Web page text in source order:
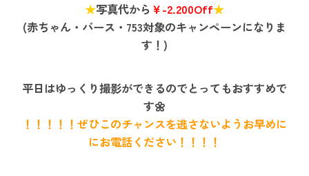
★写真代から ￥-2.200Off★
(赤ちゃん・バース・753対象のキャンペーンになりま
す！)
平日はゆっくり撮影ができるのでとってもおすすめで
す🌼
！！！！！ぜひこのチャンスを逃さないようお早めに
にお電話ください！！！！